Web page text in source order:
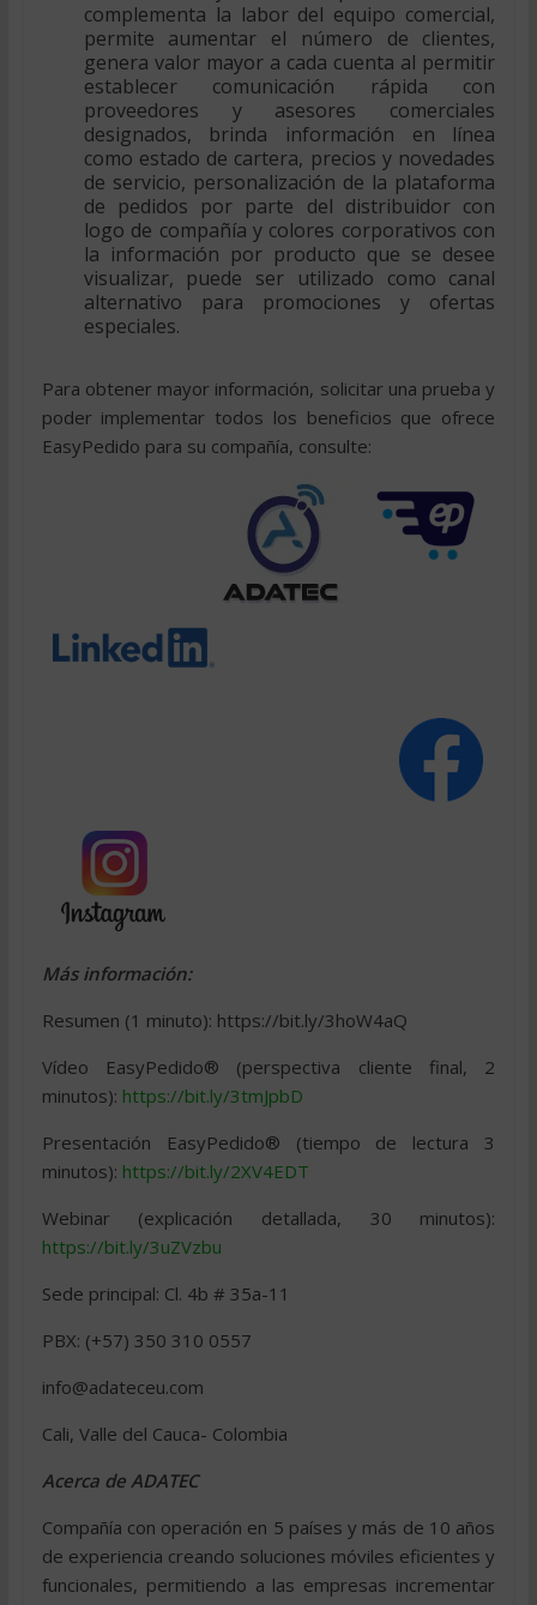
complementa la labor del equipo comercial,
permite aumentar el número de clientes,
genera valor mayor a cada cuenta al permitir
establecer comunicación rápida con
proveedores y asesores comerciales
designados, brinda información en línea
como estado de cartera, precios y novedades
de servicio, personalización de la plataforma
de pedidos por parte del distribuidor con
logo de compañía y colores corporativos con
la información por producto que se desee
visualizar, puede ser utilizado como canal
alternativo para promociones y ofertas
especiales.
Para obtener mayor información, solicitar una prueba y
poder implementar todos los beneficios que ofrece
EasyPedido para su compañía, consulte:
Más información:
Resumen (1 minuto): https://bit.ly/3hoW4aQ
Vídeo EasyPedido® (perspectiva cliente final, 2
minutos): https://bit.ly/3tmJpbD
Presentación EasyPedido® (tiempo de lectura 3
minutos): https://bit.ly/2XV4EDT
Webinar (explicación detallada, 30 minutos):
https://bit.ly/3uZVzbu
Sede principal: Cl. 4b # 35a-11
PBX: (+57) 350 310 0557
info@adateceu.com
Cali, Valle del Cauca- Colombia
Acerca de ADATEC
Compañía con operación en 5 países y más de 10 años
de experiencia creando soluciones móviles eficientes y
funcionales, permitiendo a las empresas incrementar